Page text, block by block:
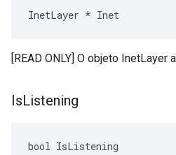
InetLayer * Inet
[READ ONLY] O objeto InetLayer
IsListening
bool IsListening